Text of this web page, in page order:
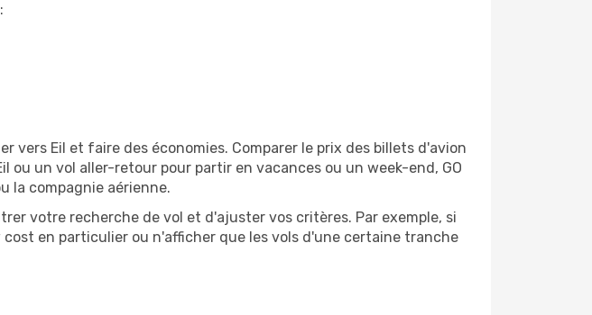
vers Eil et faire des économies. Comparer le prix des billets d'avion
ou un vol aller-retour pour partir en vacances ou un week-end, GO
la compagnie aérienne.
votre recherche de vol et d'ajuster vos critères. Par exemple, si
en particulier ou n'afficher que les vols d'une certaine tranche